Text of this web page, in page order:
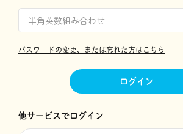
パスワードの変更、または忘れた方はこちら
ログイン
他サービスでログイン